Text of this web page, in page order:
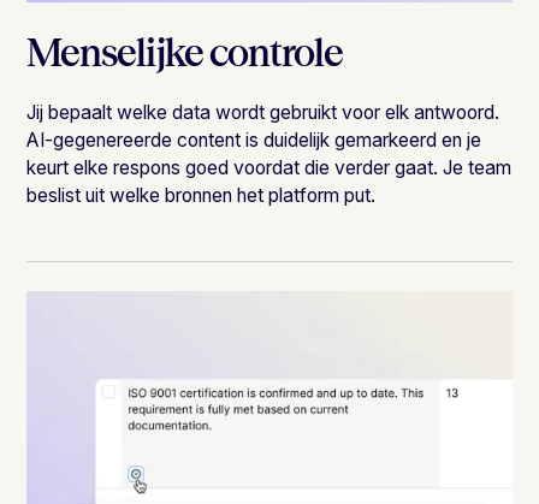
Menselijke controle
Jij bepaalt welke data wordt gebruikt voor elk antwoord.
AI-gegenereerde content is duidelijk gemarkeerd en je
keurt elke respons goed voordat die verder gaat. Je team
beslist uit welke bronnen het platform put.